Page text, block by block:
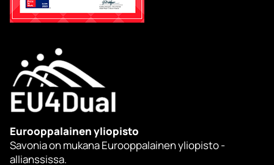
Eurooppalainen yliopisto
Savonia on mukana Eurooppalainen yliopisto -
allianssissa.